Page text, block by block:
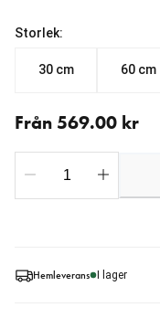
Hemleverans I lager
Storlek:
30 cm 60 cm
Från 569.00 kr